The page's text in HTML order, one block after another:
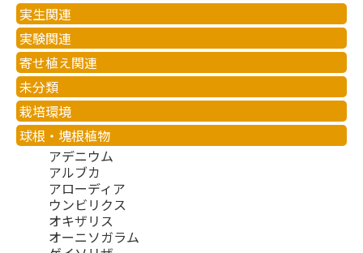
実生関連
実験関連
寄せ植え関連
未分類
栽培環境
球根・塊根植物
アデニウム
アルブカ
アローディア
ウンビリクス
オキザリス
オーニソガラム